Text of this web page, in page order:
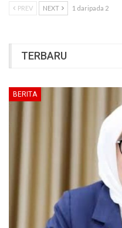
PREV NEXT 1 daripada 2
TERBARU
BERITA